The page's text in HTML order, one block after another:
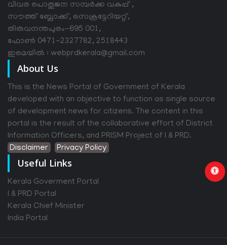
വിവര പൊതുജന സമ്പര്‍ക്ക വകുപ്പ് ,
സൗത്ത് ബ്ലോക്ക്, സെക്രട്ടേറിയറ്റ്,
തിരുവനന്തപുരം-695 001,
ഫോൺ 0471-2327782, 2518443
ഇമെയിൽ : webprdkerala@gmail.com
About Us
This is the News Portal of Government of Kerala
developed with an objective to function as single source
of development news for citizens. The content in this
portal is the result of the collaborative effort of District
Information Officers, and PRISM Project of I & PRD.
Disclaimer
Privacy Policy
Useful Links
Kerala Goverment Portal
I & PRD Portal
Kerala Chief Minister
India Portal